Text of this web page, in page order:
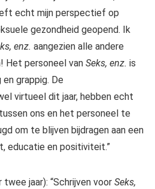
echt mijn perspectief op
gezondheid geopend. Ik
enz. aangezien alle andere
Het personeel van Seks, enz. is
grappig. De
virtueel dit jaar, hebben echt
ons en het personeel te
om te blijven bijdragen aan een
educatie en positiviteit.”
twee jaar): “Schrijven voor Seks,